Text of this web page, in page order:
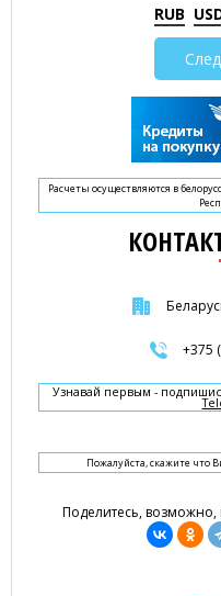
RUB
Расчеты осуществляются в
+375
Узнавай первым -
Пожалуйста, скажите что
Поделитесь,